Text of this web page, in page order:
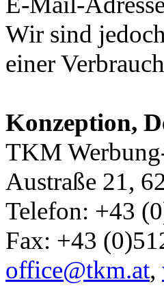
Wir sind
einer
Konzeption,
TKM
Austraße 21,
Telefon: +43
Fax: +43
office@tkm.at,